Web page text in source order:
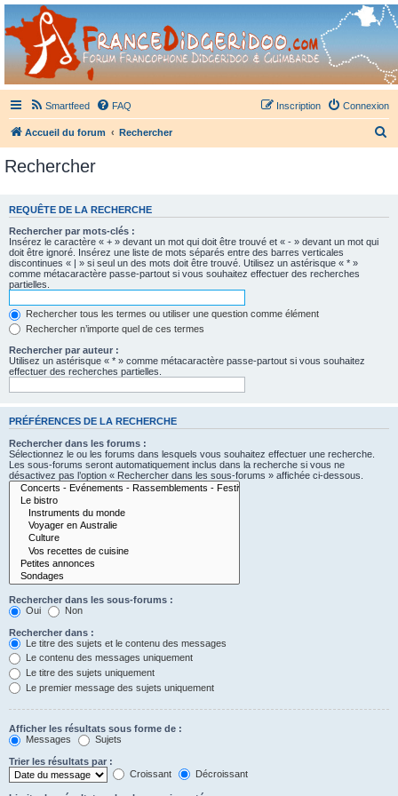
France Didgeridoo
Didgeridoo et Guimbarde sur France Didgeridoo - retrouvez la communauté.
Smartfeed FAQ Connexion
Inscription
Accueil du forum Rechercher
e
Rechercher
REQUÊTE DE LA RECHERCHE
Rechercher par mots-clés :
Insérez le caractère « + » devant un mot qui doit être trouvé et « - » devant un mot qui
doit être ignoré. Insérez une liste de mots séparés entre des barres verticales
discontinues « | » si seul un des mots doit être trouvé. Utilisez un astérisque « * »
comme métacaractère passe-partout si vous souhaitez effectuer des recherches
partielles.
Rechercher tous les termes ou utiliser une question comme élément
Rechercher n’importe quel de ces termes
Rechercher par auteur :
Utilisez un astérisque « * » comme métacaractère passe-partout si vous souhaitez
effectuer des recherches partielles.
PRÉFÉRENCES DE LA RECHERCHE
Rechercher dans les forums :
Sélectionnez le ou les forums dans lesquels vous souhaitez effectuer une recherche.
Les sous-forums seront automatiquement inclus dans la recherche si vous ne
désactivez pas l’option « Rechercher dans les sous-forums » affichée ci-dessous.
Rechercher dans les sous-forums :
Oui
Non
Rechercher dans :
Le titre des sujets et le contenu des messages
Le contenu des messages uniquement
Le titre des sujets uniquement
Le premier message des sujets uniquement
Afficher les résultats sous forme de :
Messages
Sujets
Trier les résultats par :
Croissant
Décroissant